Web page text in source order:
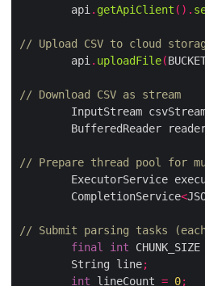
        api
. getApiClient ().
// Upload CSV to cloud
        api
. uploadFile(
// Download CSV as stream
InputStream
BufferedReader
// Prepare thread pool for
ExecutorService
        CompletionService
<
// Submit parsing tasks
final
int CHUNK_SIZE
        String line
;
int lineCount = 0;